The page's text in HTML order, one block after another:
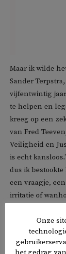
Maar ik wilde
Sander
vijfentwintig
te helpen en
kreeg op een
van Fred
Veiligheid en
is echt
dus ik
een vraagje,
irritatie of
begon over de
dat de
in concrete
Onze